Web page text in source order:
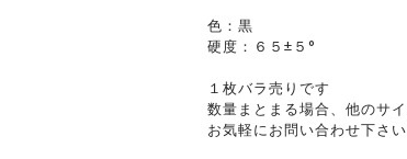
色：黒
硬度：６５±５°
１枚バラ売りです
数量まとまる場合、他のサ
お気軽にお問い合わせ下さい